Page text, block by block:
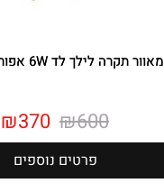
מאוור תקרה לילך לד 6W אפור S-80006
₪600
₪370
פרטים נוספים